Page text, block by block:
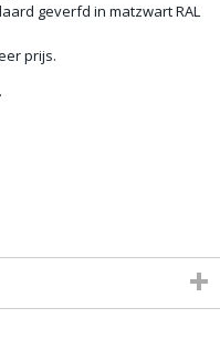
geverfd in matzwart RAL
prijs.